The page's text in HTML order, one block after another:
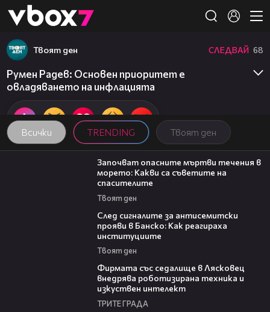
👾
Всички TRENDING Твоят ден
Твоят ден СЛЕДВАЙ 68
Румен Радев: Основен приоритет е
овладяването на инфлацията
03:59
Започват опасните мъртви течения в
морето: Какви са съветите на
спасителите
Твоят ден
След сигналите за антисемитски
прояви в Банско: Как реагираха
институциите
Твоят ден
Фирмата със седалище в Лясковец
внедрява роботизирана техника и
изкуствен интелект
ТРИТЕ ГРАДА